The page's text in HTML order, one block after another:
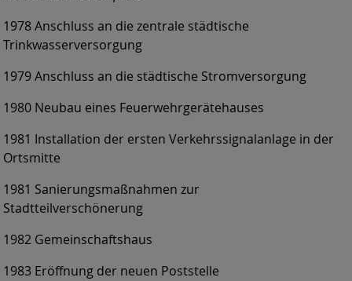
1978 Anschluss an die zentrale städtische
Trinkwasserversorgung
1979 Anschluss an die städtische Stromversorgung
1980 Neubau eines Feuerwehrgerätehauses
1981 Installation der ersten Verkehrssignalanlage in der
Ortsmitte
1981 Sanierungsmaßnahmen zur
Stadtteilverschönerung
1982 Gemeinschaftshaus
1983 Eröffnung der neuen Poststelle